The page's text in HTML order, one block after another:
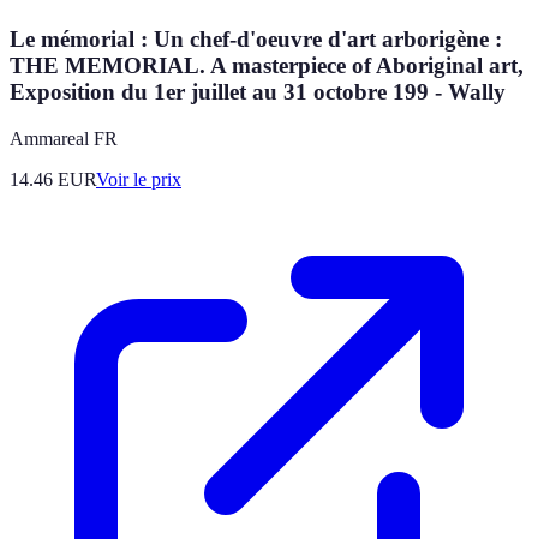
Le mémorial : Un chef-d'oeuvre d'art arborigène :
THE MEMORIAL. A masterpiece of Aboriginal art,
Exposition du 1er juillet au 31 octobre 199 - Wally
Ammareal FR
14.46 EURVoir le prix